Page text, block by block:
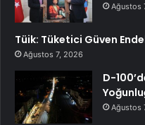
Ağustos
Tüik: Tüketici Güven
Ağustos 7, 2026
D-
Ağustos